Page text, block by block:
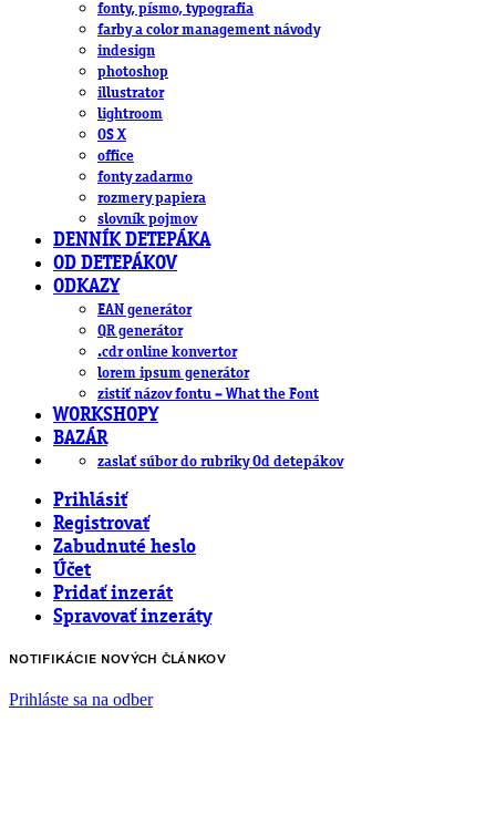
fonty, písmo, typografia
farby a color management návody
indesign
photoshop
illustrator
lightroom
OS X
office
fonty zadarmo
rozmery papiera
slovník pojmov
DENNÍK DETEPÁKA
OD DETEPÁKOV
ODKAZY
EAN generátor
QR generátor
.cdr online konvertor
lorem ipsum generátor
zistiť názov fontu – What the Font
WORKSHOPY
BAZÁR
zaslať súbor do rubriky Od detepákov
Prihlásiť
Registrovať
Zabudnuté heslo
Účet
Pridať inzerát
Spravovať inzeráty
NOTIFIKÁCIE NOVÝCH ČLÁNKOV
Prihláste sa na odber